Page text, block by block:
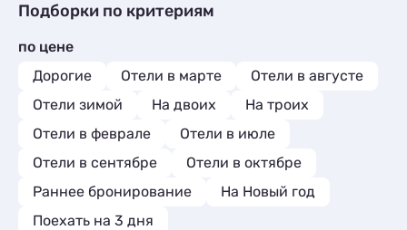
Подборки по критериям
по цене
Дорогие
Отели в марте
Отели в августе
Отели зимой
На двоих
На троих
Отели в феврале
Отели в июле
Отели в сентябре
Отели в октябре
Раннее бронирование
На Новый год
Поехать на 3 дня